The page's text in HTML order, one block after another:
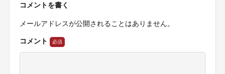
コメントを書く
メールアドレスが公開されることはありません。
コメント